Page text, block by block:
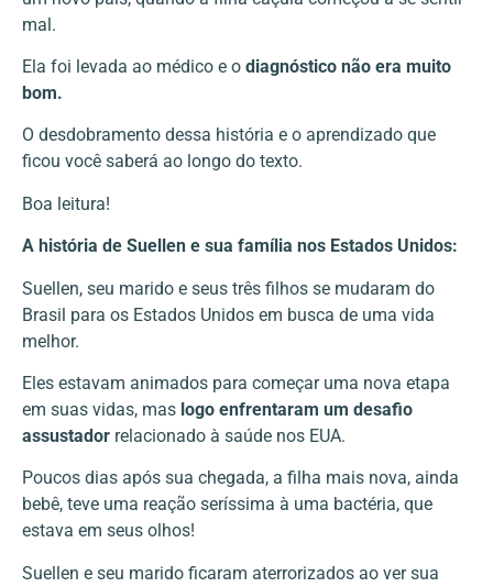
mal.
Ela foi levada ao médico e o diagnóstico não era muito
bom.
O desdobramento dessa história e o aprendizado que
ficou você saberá ao longo do texto.
Boa leitura!
A história de Suellen e sua família nos Estados Unidos:
Suellen, seu marido e seus três filhos se mudaram do
Brasil para os Estados Unidos em busca de uma vida
melhor.
Eles estavam animados para começar uma nova etapa
em suas vidas, mas logo enfrentaram um desafio
assustador relacionado à saúde nos EUA.
Poucos dias após sua chegada, a filha mais nova, ainda
bebê, teve uma reação seríssima à uma bactéria, que
estava em seus olhos!
Suellen e seu marido ficaram aterrorizados ao ver sua